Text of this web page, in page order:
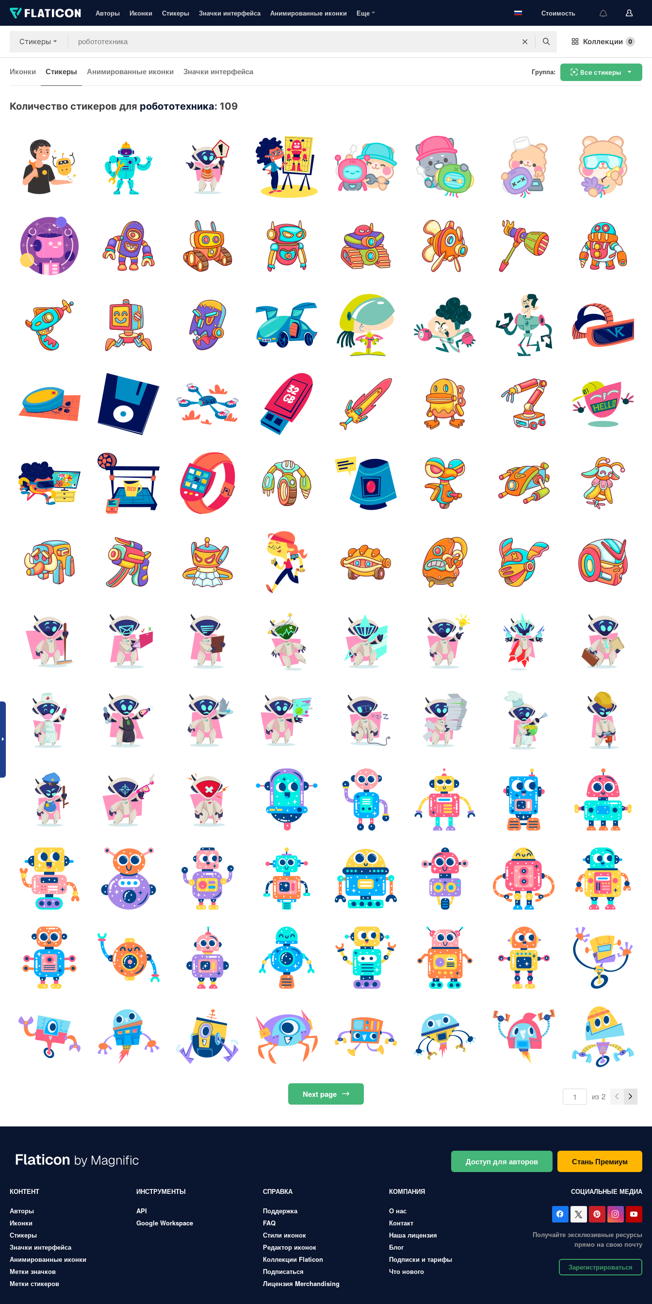
Авторы Иконки Стикеры Значки интерфейса Анимированные иконки Еще Стоимость
Стикеры Коллекции 0
Иконки Стикеры Анимированные иконки Значки интерфейса Группа: Все стикеры
Количество стикеров для робототехника: 109
Nextpage из 2
Доступ для авторов Стань Премиум
КОНТЕНТ
Авторы
Иконки
Стикеры
Значки интерфейса
Анимированные иконки
Метки значков
Метки стикеров
ИНСТРУМЕНТЫ
API
Google Workspace
СПРАВКА
Поддержка
FAQ
Стили иконок
Редактор иконок
Коллекции Flaticon
Подписаться
Лицензия Merchandising
КОМПАНИЯ
О нас
Контакт
Наша лицензия
Блог
Подписки и тарифы
Что нового
СОЦИАЛЬНЫЕ МЕДИА
Получайте эксклюзивные ресурсы
прямо на свою почту
Зарегистрироваться